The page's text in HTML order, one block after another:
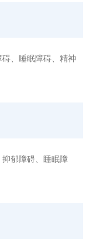
、睡眠障碍、精神
郁障碍、睡眠障